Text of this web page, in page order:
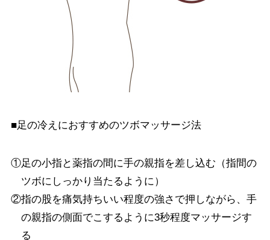
■足の冷えにおすすめのツボマッサージ法
①足の小指と薬指の間に手の親指を差し込む（指間の
ツボにしっかり当たるように）
②指の股を痛気持ちいい程度の強さで押しながら、手
の親指の側面でこするように3秒程度マッサージす
る